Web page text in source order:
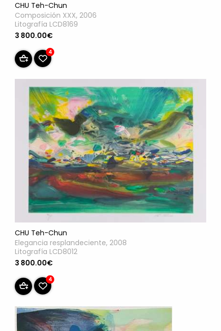
CHU Teh-Chun
Composición XXX, 2006
Litografía LCD8169
3 800.00€
4
CHU Teh-Chun
Elegancia resplandeciente, 2008
Litografía LCD8012
3 800.00€
4